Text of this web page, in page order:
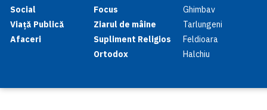
Social
Viață Publică
Afaceri
Focus
Ziarul de mâine
Supliment Religios
Ortodox
Ghimbav
Tarlungeni
Feldioara
Halchiu